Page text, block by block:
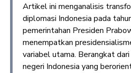
Artikel ini menganalisis
diplomasi Indonesia pada
pemerintahan Presiden
menempatkan
variabel utama. Berangkat
negeri Indonesia yang